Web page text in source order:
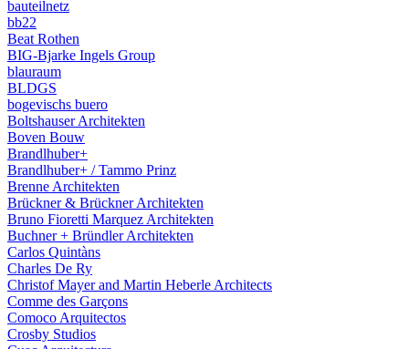
bauteilnetz
bb22
Beat Rothen
BIG-Bjarke Ingels Group
blauraum
BLDGS
bogevischs buero
Boltshauser Architekten
Boven Bouw
Brandlhuber+
Brandlhuber+ / Tammo Prinz
Brenne Architekten
Brückner & Brückner Architekten
Bruno Fioretti Marquez Architekten
Buchner + Bründler Architekten
Carlos Quintàns
Charles De Ry
Christof Mayer and Martin Heberle Architects
Comme des Garçons
Comoco Arquitectos
Crosby Studios